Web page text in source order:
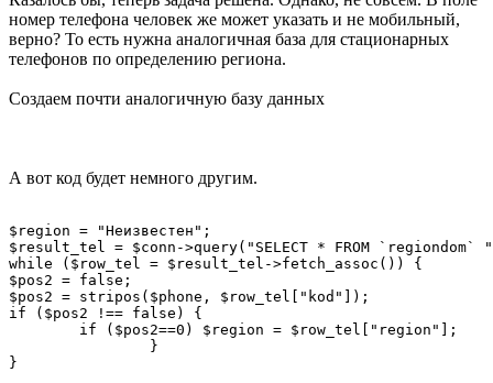
номер телефона человек же может указать и не мобильный,
верно? То есть нужна аналогичная база для стационарных
телефонов по определению региона.
Создаем почти аналогичную базу данных
А вот код будет немного другим.
$region = "Неизвестен";
$result_tel = $conn->query("SELECT * FROM `regiondom`
while ($row_tel = $result_tel->fetch_assoc()) {
$pos2 = false;
$pos2 = stripos($phone, $row_tel["kod"]);
if ($pos2 !== false) {